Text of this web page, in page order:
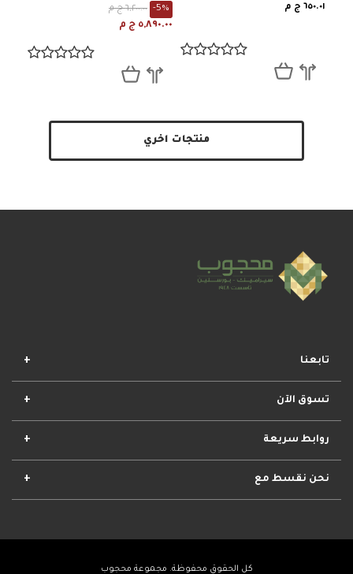
٦٥٠.٠١ ج م ٦,٢٠٠.٠٠ ج م -5%
٥,٨٩٠.٠٠ ج م
منتجات اخري
تابعنا
تسوق الآن
افضل المجموعات
روابط سريعة
الأحكام والشروط
نحن نقسط مع
كل الحقوق محفوظة. مجموعة محجوب